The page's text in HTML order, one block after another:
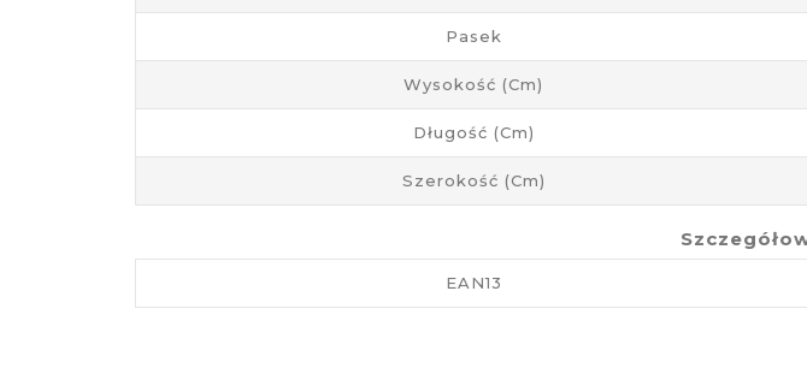
Pasek
Wysokość (cm)
Długość (cm)
Szerokość (cm)
EAN13